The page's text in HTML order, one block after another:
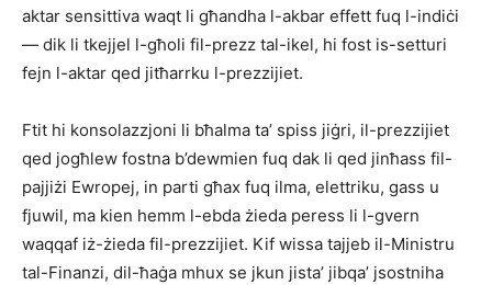
aktar sensittiva waqt li għandha l-akbar effett fuq l-indiċi
— dik li tkejjel l-għoli fil-prezz tal-ikel, hi fost is-setturi
fejn l-aktar qed jitħarrku l-prezzijiet.
Ftit hi konsolazzjoni li bħalma ta’ spiss jiġri, il-prezzijiet
qed jogħlew fostna b’dewmien fuq dak li qed jinħass fil-
pajjiżi Ewropej, in parti għax fuq ilma, elettriku, gass u
fjuwil, ma kien hemm l-ebda żieda peress li l-gvern
waqqaf iż-żieda fil-prezzijiet. Kif wissa tajjeb il-Ministru
tal-Finanzi, dil-ħaġa mhux se jkun jista’ jibqa’ jsostniha